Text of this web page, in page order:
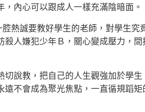
內心可以跟成人一樣充滿陰暗面。
誠要教好學生的老師，對學生究
殺人嫌犯少年Ｂ，關心變成壓力，
教，把自己的人生觀強加於學生
不會成為聚光焦點，一直循規蹈